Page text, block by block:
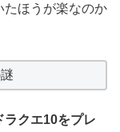
たほうが楽なのか
ラクエ10をプレ